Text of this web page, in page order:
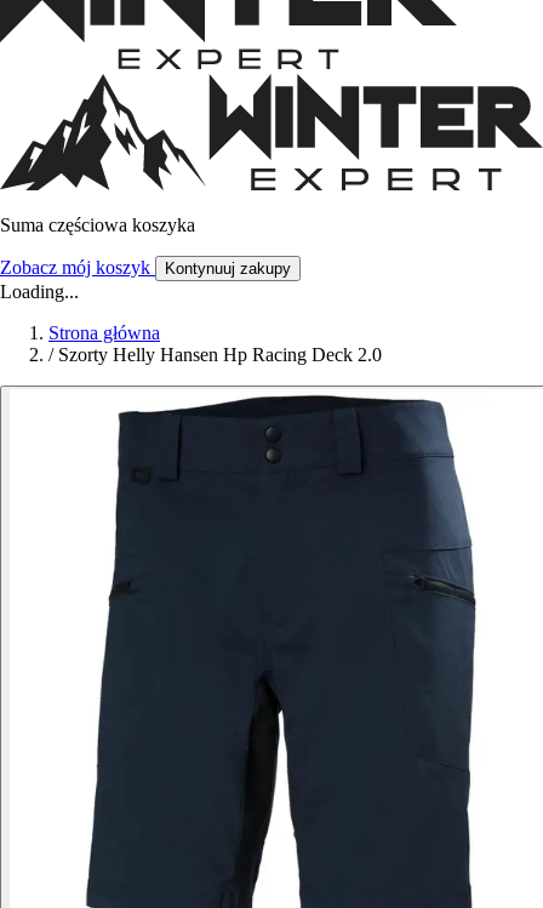
Suma częściowa koszyka
Zobacz mój koszyk Kontynuuj zakupy
Loading...
Strona główna
/ Szorty Helly Hansen Hp Racing Deck 2.0